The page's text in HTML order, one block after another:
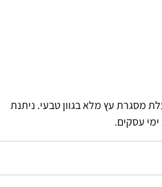
מסגרת עץ מלא בגוון טבעי. ניתנת